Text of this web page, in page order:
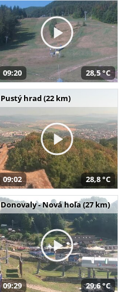
09:20 28,5 °C
Pustý hrad (22 km)
09:02 28,8 °C
Donovaly - Nová hoľa (27 km)
09:29 29,6 °C